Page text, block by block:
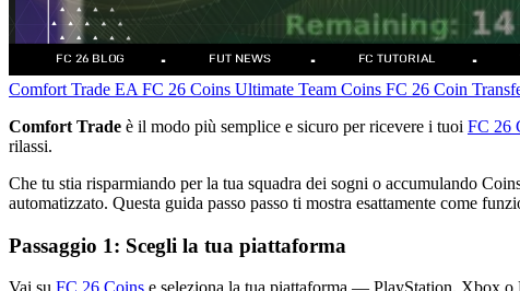
Comfort Trade EA FC 26 Coins Ultimate Team Coins FC 26 Coin
Comfort Trade è il modo più semplice e sicuro per ricevere i tuoi FC 26
rilassi.
Che tu stia risparmiando per la tua squadra dei sogni o accumulando
automatizzato. Questa guida passo passo ti mostra esattamente come
Passaggio 1: Scegli la tua piattaforma